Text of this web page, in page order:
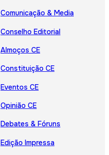
Comunicação & Media
Conselho Editorial
Almoços CE
Constituição CE
Eventos CE
Opinião CE
Debates & Fóruns
Edição Impressa